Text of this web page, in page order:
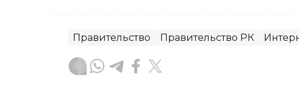
Правительство Правительство РК